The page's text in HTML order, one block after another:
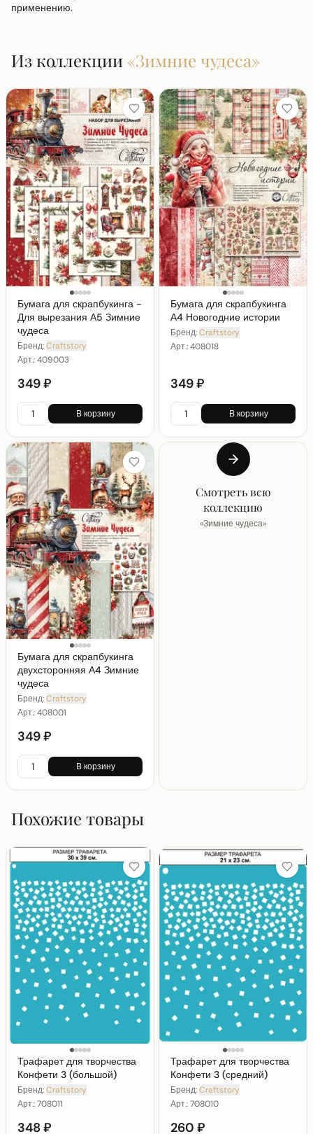
применению.
Из коллекции «Зимние чудеса»
Бумага для скрапбукинга -
Для вырезания А5 Зимние
чудеса
Бренд:Craftstory
Арт.:409003
349 ₽
В корзину
Бумага для скрапбукинга
А4 Новогодние истории
Бренд:Craftstory
Арт.:408018
349 ₽
В корзину
Бумага для скрапбукинга
двухсторонняя А4 Зимние
чудеса
Бренд:Craftstory
Арт.:408001
349 ₽
В корзину
Смотреть всю
коллекцию
«Зимние чудеса»
Похожие товары
Трафарет для творчества
Конфети 3 (большой)
Бренд:Craftstory
Арт.:708011
348 ₽
Трафарет для творчества
Конфети 3 (средний)
Бренд:Craftstory
Арт.:708010
260 ₽